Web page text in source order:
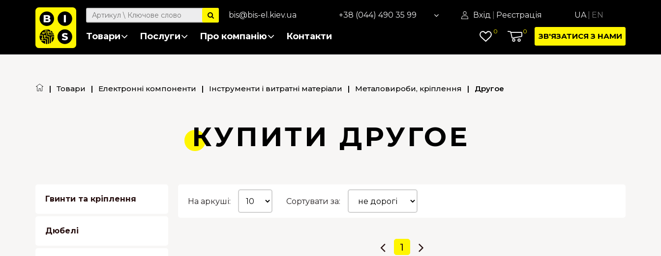
bis@bis-el.kiev.ua +38 (044) 490 35 99 Вхід Реєстрація UA EN
Товари Послуги Про компанію Контакти 0 0
ЗВ'ЯЗАТИСЯ З НАМИ
| Товари | Електронні компоненти | Інструменти і витратні матеріали | Металовироби, кріплення | Другое
КУПИТИ ДРУГОЕ
Гвинти та кріплення
Дюбелі
На аркуші: Сортувати за:
1